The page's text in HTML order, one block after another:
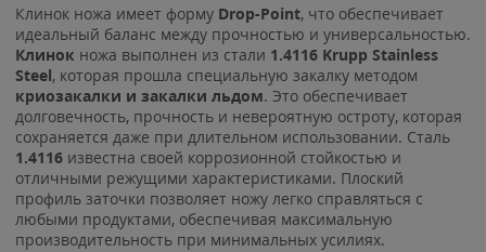
Клинок ножа имеет форму Drop-Point, что обеспечивает
идеальный баланс между прочностью и универсальностью.
Клинок ножа выполнен из стали 1.4116 Krupp Stainless
Steel, которая прошла специальную закалку методом
криозакалки и закалки льдом. Это обеспечивает
долговечность, прочность и невероятную остроту, которая
сохраняется даже при длительном использовании. Сталь
1.4116 известна своей коррозионной стойкостью и
отличными режущими характеристиками. Плоский
профиль заточки позволяет ножу легко справляться с
любыми продуктами, обеспечивая максимальную
производительность при минимальных усилиях.